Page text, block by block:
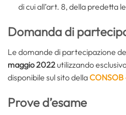
di cui all’art. 8, della predetta
Domanda di
Le domande di partecipazione
maggio 2022 utilizzando
disponibile sul sito della
Prove d’esame